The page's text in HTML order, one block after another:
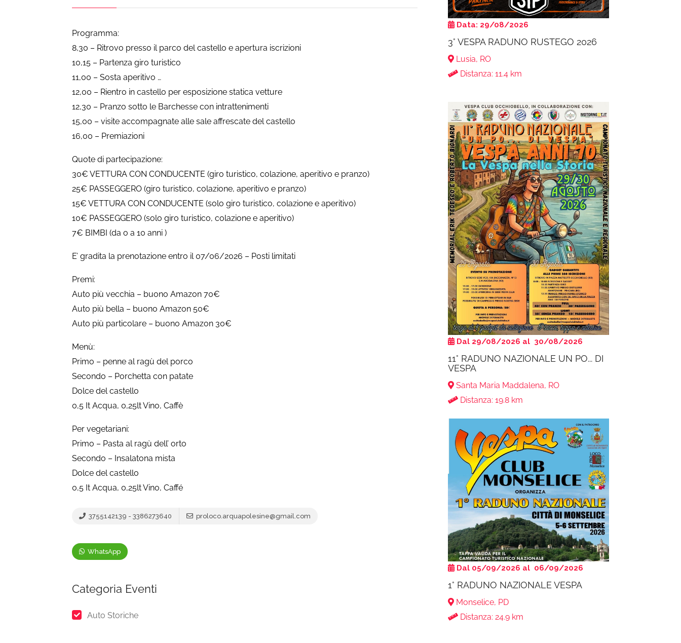
Programma:
8,30 – Ritrovo presso il parco del castello e apertura iscrizioni
10,15 – Partenza giro turistico
11,00 – Sosta aperitivo …
12,00 – Rientro in castello per esposizione statica vetture
12,30 – Pranzo sotto le Barchesse con intrattenimenti
15,00 – visite accompagnate alle sale affrescate del castello
16,00 – Premiazioni
Quote di partecipazione:
30€ VETTURA CON CONDUCENTE (giro turistico, colazione, aperitivo e pranzo)
25€ PASSEGGERO (giro turistico, colazione, aperitivo e pranzo)
15€ VETTURA CON CONDUCENTE (solo giro turistico, colazione e aperitivo)
10€ PASSEGGERO (solo giro turistico, colazione e aperitivo)
7€ BIMBI (da o a 10 anni )
E’ gradita la prenotazione entro il 07/06/2026 – Posti limitati
Premi:
Auto più vecchia – buono Amazon 70€
Auto più bella – buono Amazon 50€
Auto più particolare – buono Amazon 30€
Menù:
Primo – penne al ragù del porco
Secondo – Porchetta con patate
Dolce del castello
0,5 It Acqua, 0,25lt Vino, Caffè
Per vegetariani:
Primo – Pasta al ragù dell’ orto
Secondo – Insalatona mista
Dolce del castello
0,5 It Acqua, 0,25lt Vino, Caffé
3755142139 - 3386273640 proloco.arquapolesine@gmail.com
WhatsApp
Categoria Eventi
Auto Storiche
Data: 29/08/2026
3° VESPA RADUNO RUSTEGO 2026
Lusia, RO
Distanza: 11.4 km
Dal 29/08/2026 al 30/08/2026
11° RADUNO NAZIONALE UN PO... DI
VESPA
Santa Maria Maddalena, RO
Distanza: 19.8 km
Dal 05/09/2026 al 06/09/2026
1° RADUNO NAZIONALE VESPA
Monselice, PD
Distanza: 24.9 km